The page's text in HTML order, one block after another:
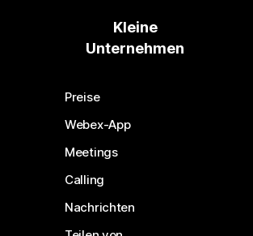
Kleine
Unternehmen
Preise
Webex-App
Meetings
Calling
Nachrichten